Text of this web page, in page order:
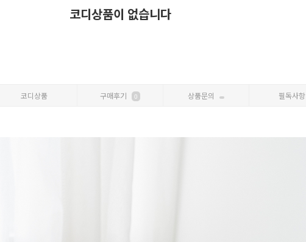
코디상품이 없습니다
코디상품 구매후기 0 상품문의 필독사항